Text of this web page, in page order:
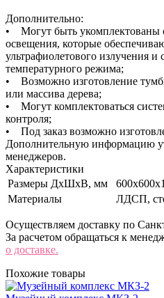
Дополнительно:
• Могут быть укомплектованы
освещения, которые
ультрафиолетового излучения
температурного режима;
• Возможно изготовление
или массива дерева;
• Могут комплектоваться
контроля;
• Под заказ возможно
Дополнительную информацию
менеджеров.
Характеристики
Размеры ДхШхВ, мм
Материалы
ЛДСП,
Осуществляем доставку по
За расчетом обращаться к
о доставке.
Похожие товары